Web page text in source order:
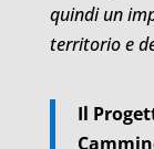
quindi un
territorio e
Il